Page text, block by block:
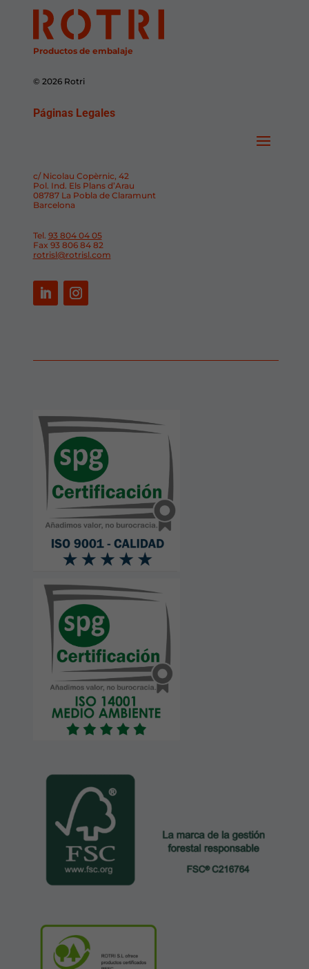
Productos de embalaje
© 2026 Rotri
Páginas Legales
c/ Nicolau Copèrnic, 42
Pol. Ind. Els Plans d’Arau
08787 La Pobla de Claramunt
Barcelona
Tel. 93 804 04 05
Fax 93 806 84 82
rotrisl@rotrisl.com